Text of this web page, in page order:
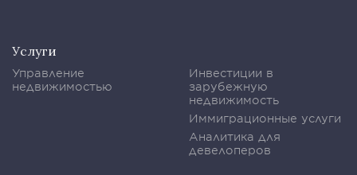
Услуги
Управление
недвижимостью
Инвестиции в
зарубежную
недвижимость
Иммиграционные услуги
Аналитика для
девелоперов